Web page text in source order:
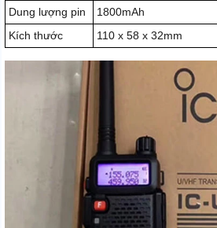
Dung lượng pin
1800mAh
Kích thước
110 x 58 x 32mm